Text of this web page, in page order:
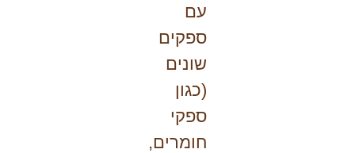
עם
ספקים
שונים
(כגון
ספקי
חומרים,